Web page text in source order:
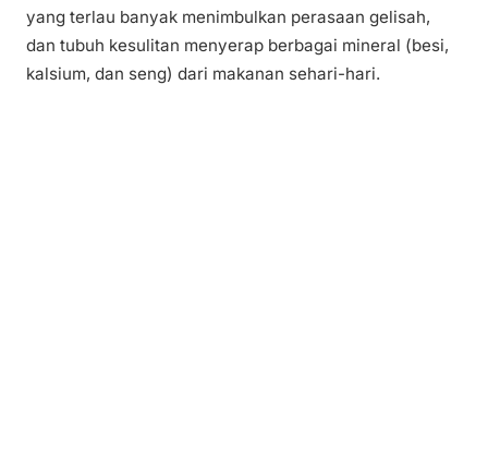
yang terlau banyak menimbulkan perasaan gelisah,
dan tubuh kesulitan menyerap berbagai mineral (besi,
kalsium, dan seng) dari makanan sehari-hari.